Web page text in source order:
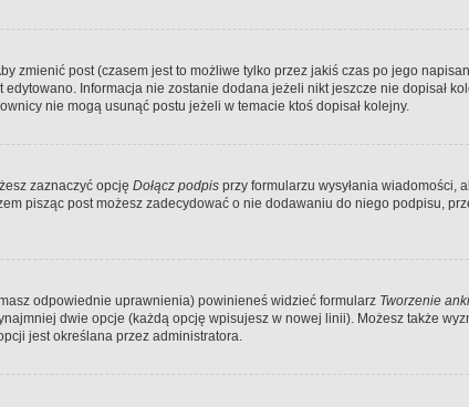
zmienić post (czasem jest to możliwe tylko przez jakiś czas po jego
Informacja nie zostanie dodana jeżeli nikt jeszcze nie dopisał
nie mogą usunąć postu jeżeli w temacie ktoś dopisał kolejny.
zaznaczyć opcję Dołącz podpis przy formularzu wysyłania wiadomości,
pisząc post możesz zadecydować o nie dodawaniu do niego podpisu,
odpowiednie uprawnienia) powinieneś widzieć formularz Tworzenie
dwie opcje (każdą opcję wpisujesz w nowej linii). Możesz także
jest określana przez administratora.